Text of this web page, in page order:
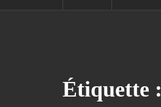
Étiquette :